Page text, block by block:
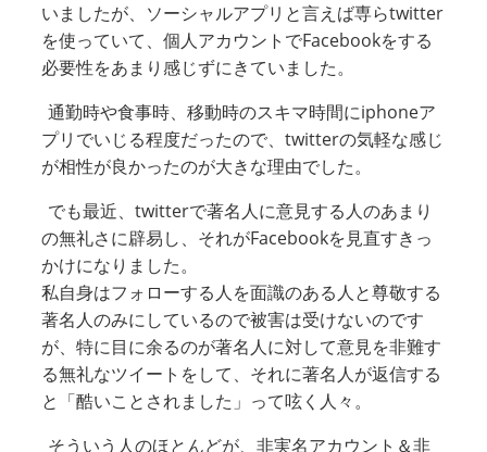
いましたが、ソーシャルアプリと言えば専らtwitter
を使っていて、個人アカウントでFacebookをする
必要性をあまり感じずにきていました。
通勤時や食事時、移動時のスキマ時間にiphoneア
プリでいじる程度だったので、twitterの気軽な感じ
が相性が良かったのが大きな理由でした。
でも最近、twitterで著名人に意見する人のあまり
の無礼さに辟易し、それがFacebookを見直すきっ
かけになりました。
私自身はフォローする人を面識のある人と尊敬する
著名人のみにしているので被害は受けないのです
が、特に目に余るのが著名人に対して意見を非難す
る無礼なツイートをして、それに著名人が返信する
と「酷いことされました」って呟く人々。
そういう人のほとんどが、非実名アカウント＆非